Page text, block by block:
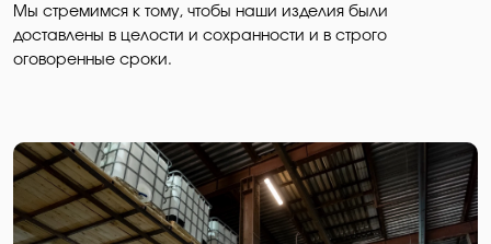
Мы стремимся к тому, чтобы наши изделия были
доставлены в целости и сохранности и в строго
оговоренные сроки.